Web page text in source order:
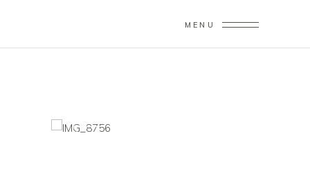
MENU